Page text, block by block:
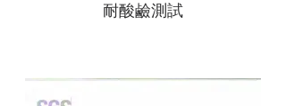
耐酸鹼測試